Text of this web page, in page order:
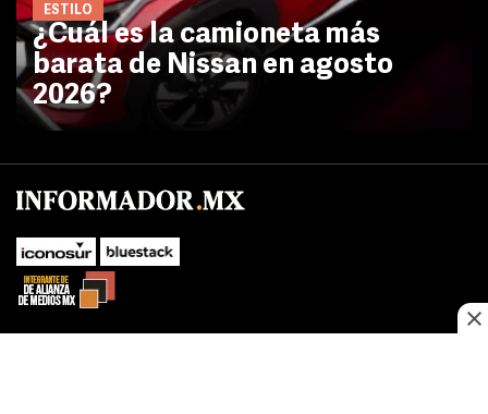
ESTILO
¿Cuál es la camioneta más
barata de Nissan en agosto
2026?